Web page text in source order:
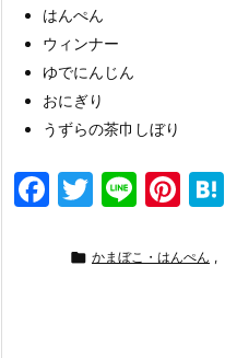
はんぺん
ウィンナー
ゆでにんじん
おにぎり
うずらの茶巾しぼり
F
T
itt
Li
e
Pi
er
 かまぼこ・はんぺん ,